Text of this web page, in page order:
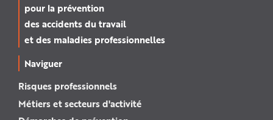
pour la prévention
des accidents du travail
et des maladies professionnelles
Naviguer
Risques professionnels
Métiers et secteurs d'activité